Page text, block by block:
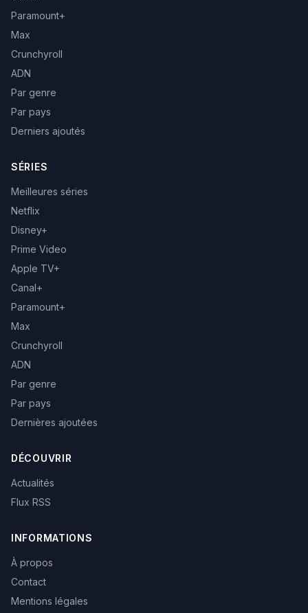
Paramount+
Max
Crunchyroll
ADN
Par genre
Par pays
Derniers ajoutés
SÉRIES
Meilleures séries
Netflix
Disney+
Prime Video
Apple TV+
Canal+
Paramount+
Max
Crunchyroll
ADN
Par genre
Par pays
Dernières ajoutées
DÉCOUVRIR
Actualités
Flux RSS
INFORMATIONS
À propos
Contact
Mentions légales